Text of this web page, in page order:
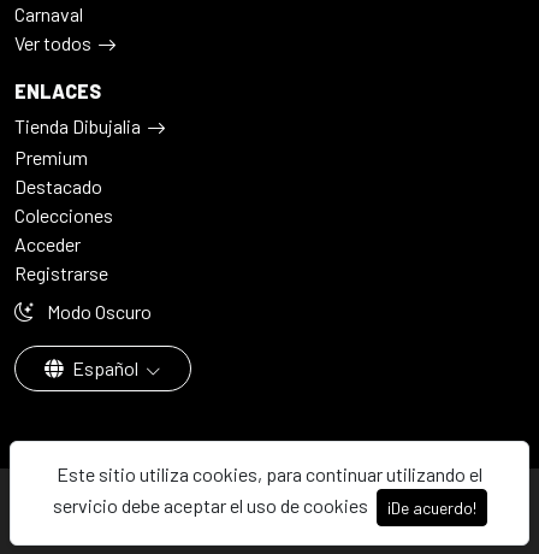
Este sitio utiliza cookies, para continuar utilizando el
servicio debe aceptar el uso de cookies
¡De acuerdo!
Carnaval
Ver todos
ENLACES
Tienda Dibujalia
Premium
Destacado
Colecciones
Acceder
Registrarse
Modo Oscuro
Español
© 2026 - Dibujalia ha sido ⚙️ con ♥️ en ABC · Castilla-La Mancha ·
España